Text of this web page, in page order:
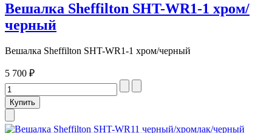
Вешалка Sheffilton SHT-WR1-1 хром/
черный
Вешалка Sheffilton SHT-WR1-1 хром/черный
5 700 ₽